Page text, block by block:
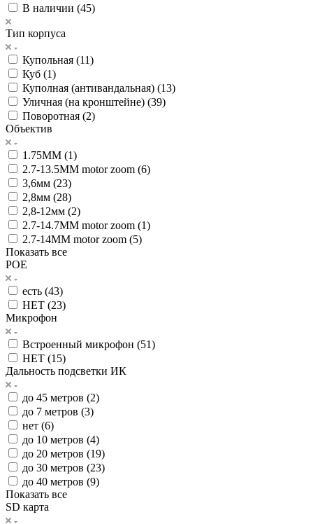
В наличии (45)
Тип корпуса
Купольная (11)
Куб (1)
Куполная (антивандальная) (13)
Уличная (на кронштейне) (39)
Поворотная (2)
Объектив
1.75MM (1)
2.7-13.5MM motor zoom (6)
3,6мм (23)
2,8мм (28)
2,8-12мм (2)
2.7-14.7MM motor zoom (1)
2.7-14MM motor zoom (5)
Показать все
POE
есть (43)
НЕТ (23)
Микрофон
Встроенный микрофон (51)
НЕТ (15)
Дальность подсветки ИК
до 45 метров (2)
до 7 метров (3)
нет (6)
до 10 метров (4)
до 20 метров (19)
до 30 метров (23)
до 40 метров (9)
Показать все
SD карта